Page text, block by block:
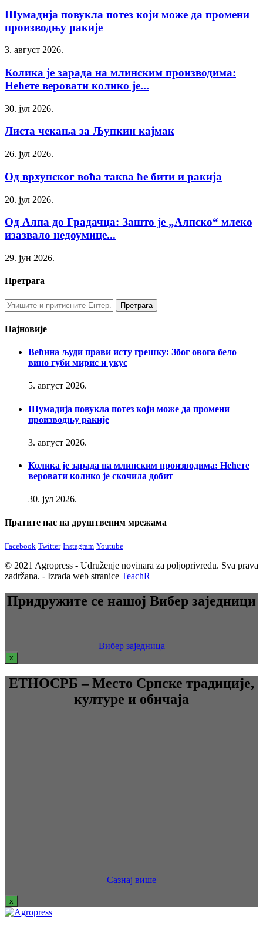
Шумадија повукла потез који може да промени
производњу ракије
3. август 2026.
Колика је зарада на млинским производима:
Нећете веровати колико је...
30. јул 2026.
Листа чекања за Љупкин кајмак
26. јул 2026.
Од врхунског воћа таква ће бити и ракија
20. јул 2026.
Од Алпа до Градачца: Зашто је „Алпско“ млеко
изазвало недоумице...
29. јун 2026.
Претрага
Најновије
Већина људи прави исту грешку: Због овога бело
вино губи мирис и укус
5. август 2026.
Шумадија повукла потез који може да промени
производњу ракије
3. август 2026.
Колика је зарада на млинским производима: Нећете
веровати колико је скочила добит
30. јул 2026.
Пратите нас на друштвеним мрежама
Facebook Twitter Instagram Youtube
© 2021 Agropress - Udruženje novinara za poljoprivredu. Sva prava
zadržana. - Izrada web stranice TeachR
Придружите се нашој Вибер заједници
Вибер заједница
x
ЕТНОСРБ – Место Српске традиције,
културе и обичаја
Сазнај више
x